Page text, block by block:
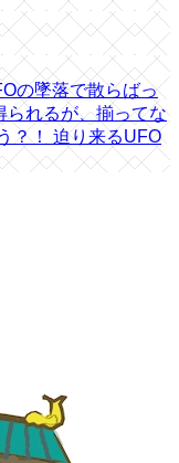
の墜落で散らばっ
られるが、揃ってな
？！ 迫り来るUFO